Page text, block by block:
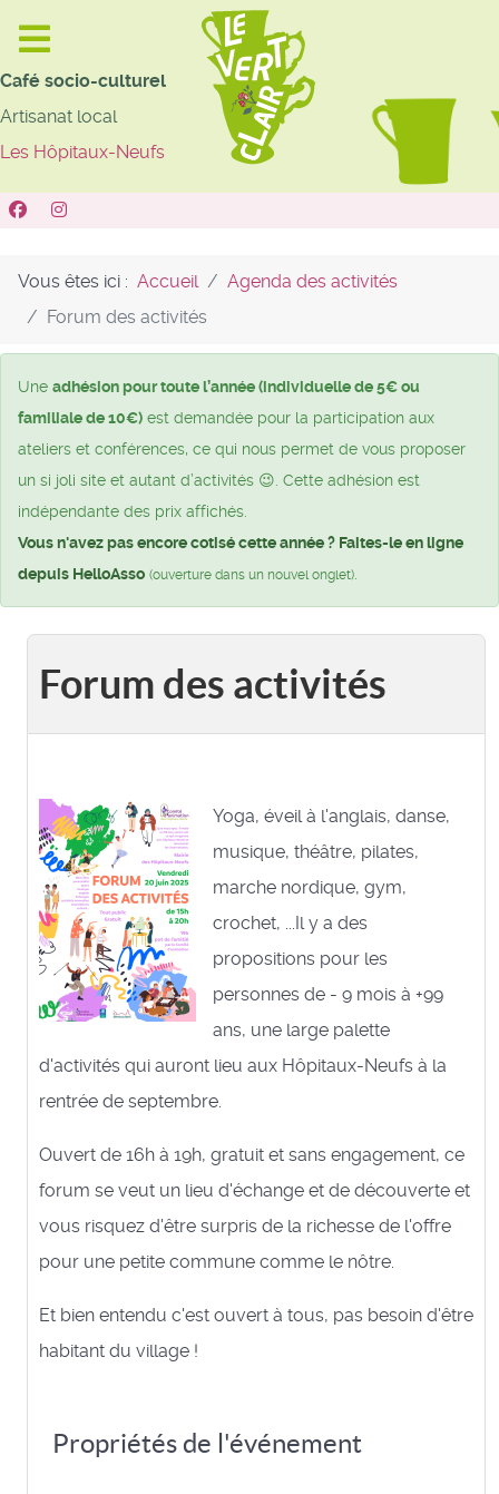
Café socio-culturel
Artisanat local
Les Hôpitaux-Neufs
Vous êtes ici : Accueil
Agenda des activités
Forum des activités
Une adhésion pour toute l’année (individuelle de 5€ ou
familiale de 10€) est demandée pour la participation aux
ateliers et conférences, ce qui nous permet de vous proposer
un si joli site et autant d’activités 😉. Cette adhésion est
indépendante des prix affichés.
Vous n'avez pas encore cotisé cette année ? Faites-le en ligne
depuis HelloAsso (ouverture dans un nouvel onglet)
Forum des activités
Yoga, éveil à l'anglais, danse,
musique, théâtre, pilates,
marche nordique, gym,
crochet, ...Il y a des
propositions pour les
personnes de - 9 mois à +99
ans, une large palette
d'activités qui auront lieu aux Hôpitaux-Neufs à la
rentrée de septembre.
Ouvert de 16h à 19h, gratuit et sans engagement, ce
forum se veut un lieu d'échange et de découverte et
vous risquez d'être surpris de la richesse de l'offre
pour une petite commune comme le nôtre.
Et bien entendu c'est ouvert à tous, pas besoin d'être
habitant du village !
Propriétés de l'événement